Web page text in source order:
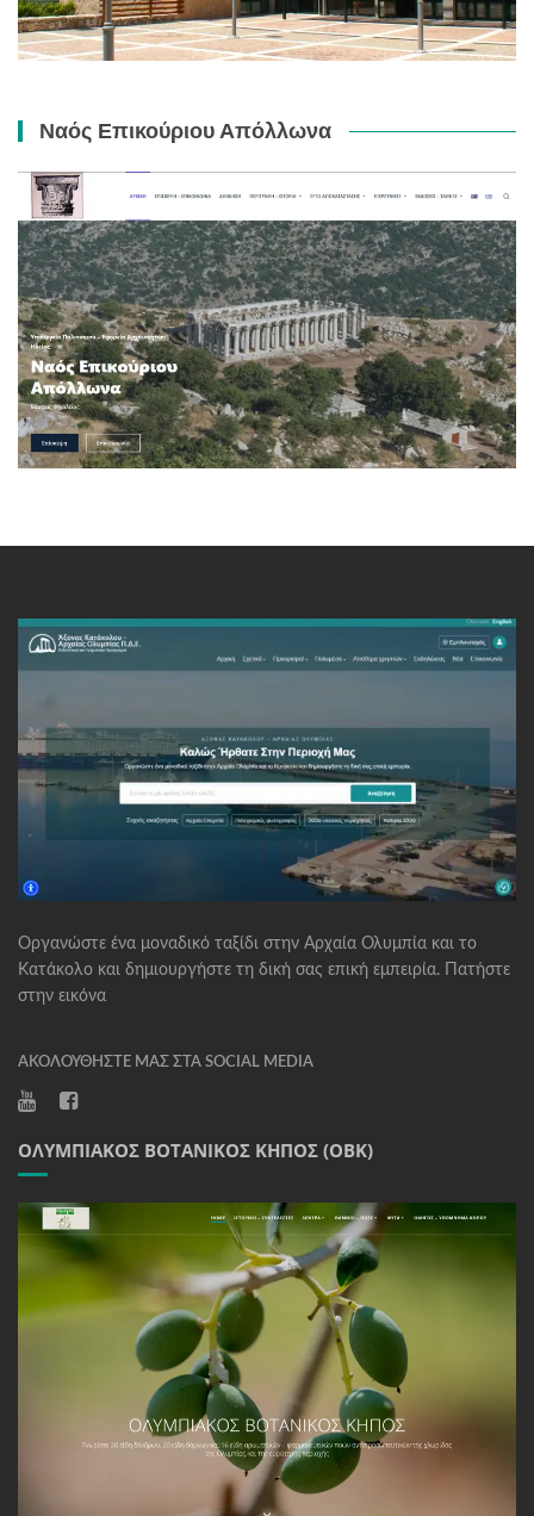
Ναός Επικούριου Απόλλωνα
Οργανώστε ένα μοναδικό ταξίδι στην Αρχαία Ολυμπία και το
Κατάκολο και δημιουργήστε τη δική σας επική εμπειρία. Πατήστε
στην εικόνα
ΑΚΟΛΟΥΘΉΣΤΕ ΜΑΣ ΣΤΑ SOCIAL MEDIA
ΟΛΥΜΠΙΑΚΌΣ ΒΟΤΑΝΙΚΌΣ ΚΉΠΟΣ (ΟΒΚ)